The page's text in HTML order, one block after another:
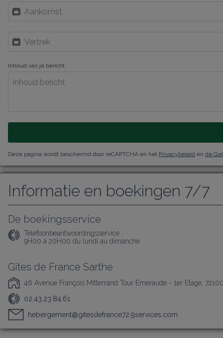
Inhoud van je bericht
Deze pagina wordt beschermd door reCAPTCHA en het Privacybeleid en de
Informatie en boekingen 7/7
De boekingsservice
Telefoonbeantwoordingsservice :
9H00 à 20H00 du lundi au dimanche
Gîtes de France Sarthe
46 Avenue François Mitterrand Tour Emeraude - 1er Etage,
02.43.23.84.61
hebergement@gitesdefrance72.9services.com